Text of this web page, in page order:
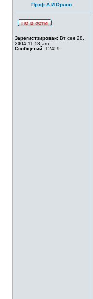
Проф.А.И.Орлов
Зарегистрирован: Вт сен 28,
2004 11:58 am
Сообщений: 12459